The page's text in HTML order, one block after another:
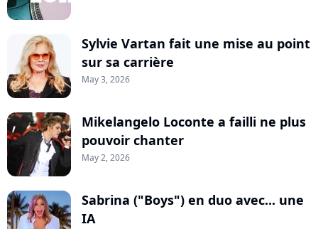
Sylvie Vartan fait une mise au point
sur sa carrière
May 3, 2026
Mikelangelo Loconte a failli ne plus
pouvoir chanter
May 2, 2026
Sabrina ("Boys") en duo avec... une
IA